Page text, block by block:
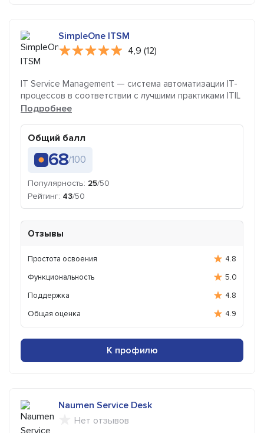
SimpleOne ITSM
4,9 (12)
IT Service Management — система автоматизации IT-
процессов в соответствии с лучшими практиками ITIL
Подробнее
Общий балл
68/100
Популярность: 25/50
Рейтинг: 43/50
Отзывы
Простота освоения
4.8
Функциональность
5.0
Поддержка
4.8
Общая оценка
4.9
К профилю
Naumen Service Desk
Нет отзывов